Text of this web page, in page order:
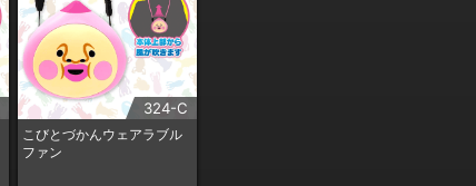
324-C
こびとづかんウェアラブル
ファン